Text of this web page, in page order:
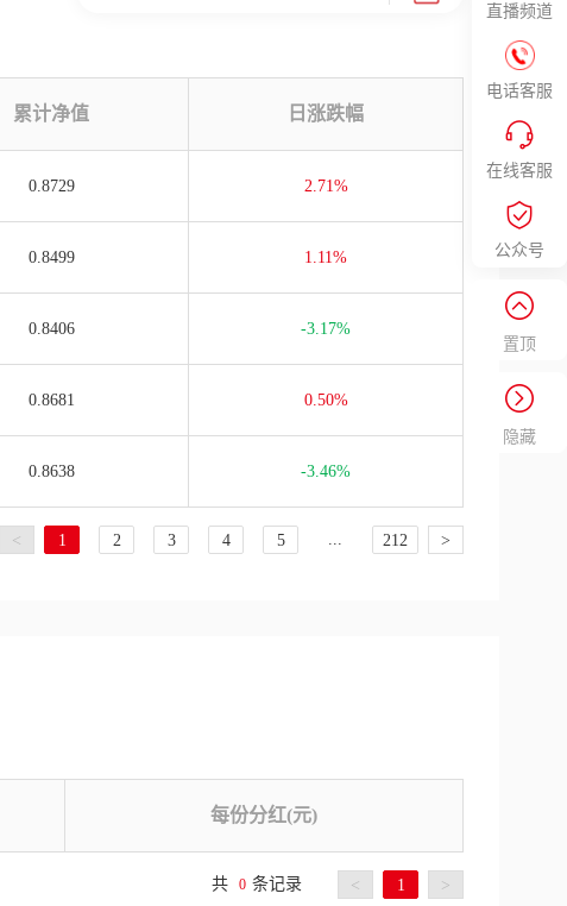
直播频道
电话客服
在线客服
公众号
置顶
隐藏
累计净值 日涨跌幅
0.8729 2.71%
0.8499 1.11%
0.8406 -3.17%
0.8681 0.50%
0.8638 -3.46%
< 1 2 3 4 5 ... 212 >
每份分红(元)
共 0 条记录 < 1 >